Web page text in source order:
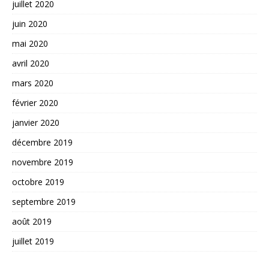
juillet 2020
juin 2020
mai 2020
avril 2020
mars 2020
février 2020
janvier 2020
décembre 2019
novembre 2019
octobre 2019
septembre 2019
août 2019
juillet 2019